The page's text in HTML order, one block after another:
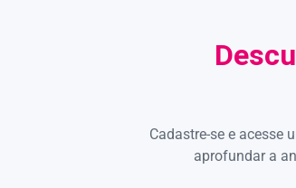
Cadastre-se e acesse
aprofundar a